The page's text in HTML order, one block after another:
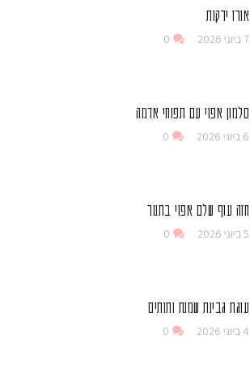
אורז ירקות
7 ביוני 2026 0
סלמון אפוי עם תפוחי אדמה
6 ביוני 2026 0
חזה עוף שלם אפוי בתנור
5 ביוני 2026 0
עוגת גבינת שמנת ותותים
4 ביוני 2026 0